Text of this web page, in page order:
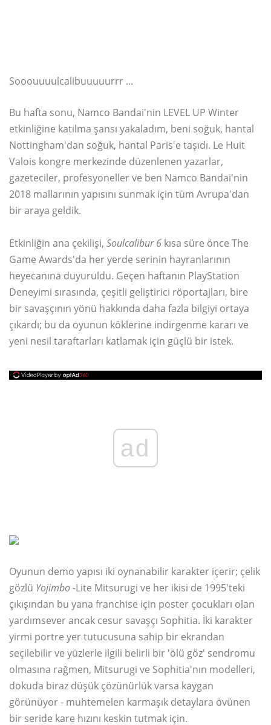
Sooouuuulcalibuuuuurrr ...
Bu hafta sonu, Namco Bandai'nin LEVEL UP Winter
etkinliğine katılma şansı yakaladım, beni soğuk, hantal
Nottingham'dan soğuk, hantal Paris'e taşıdı. Le Huit
Valois kongre merkezinde düzenlenen yazarlar,
gazeteciler, profesyoneller ve ben Namco Bandai'nin
2018 mallarının yapısını sunmak için tüm Avrupa'dan
bir araya geldik.
Etkinliğin ana çekilişi, Soulcalibur 6 kısa süre önce The
Game Awards'da her yerde serinin hayranlarının
heyecanına duyuruldu. Geçen haftanın PlayStation
Deneyimi sırasında, çeşitli geliştirici röportajları, bire
bir savaşçının yönü hakkında daha fazla bilgiyi ortaya
çıkardı; bu da oyunun köklerine indirgenme kararı ve
yeni nesil taraftarları katlamak için güçlü bir istek.
ad
Oyunun demo yapısı iki oynanabilir karakter içerir; çelik
gözlü Yojimbo-Lite Mitsurugi ve her ikisi de 1995'teki
çıkışından bu yana franchise için poster çocukları olan
yardımsever ancak cesur savaşçı Sophitia. İki karakter
yirmi portre yer tutucusuna sahip bir ekrandan
seçilebilir ve yüzlerle ilgili belirli bir 'ölü göz' sendromu
olmasına rağmen, Mitsurugi ve Sophitia'nın modelleri,
dokuda biraz düşük çözünürlük varsa kaygan
görünüyor - muhtemelen karmaşık detaylara övünen
bir seride kare hızını keskin tutmak için.